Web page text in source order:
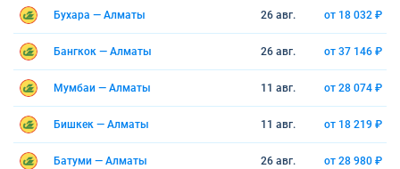
Бухара — Алматы 26 авг. от 18 032 ₽
Бангкок — Алматы 26 авг. от 37 146 ₽
Мумбаи — Алматы 11 авг. от 28 074 ₽
Бишкек — Алматы 11 авг. от 18 219 ₽
Батуми — Алматы 26 авг. от 28 980 ₽